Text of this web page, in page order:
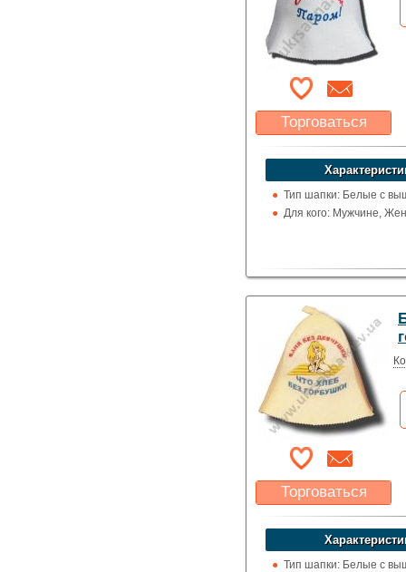
Торговаться
Какая цена Вас
устроит?
Указать цену
Тип шапки: Белые с
Для кого: Мужчине,
Торговаться
Какая цена Вас
устроит?
Указать цену
Тип шапки: Белые с